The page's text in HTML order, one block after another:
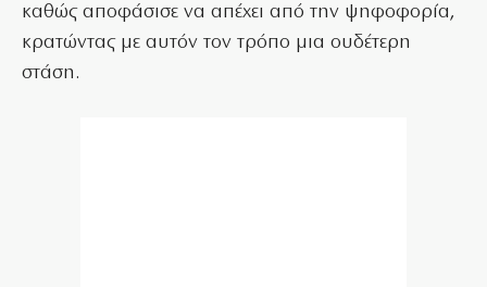
καθώς αποφάσισε να απέχει από την ψηφοφορία,
κρατώντας με αυτόν τον τρόπο μια ουδέτερη
στάση.